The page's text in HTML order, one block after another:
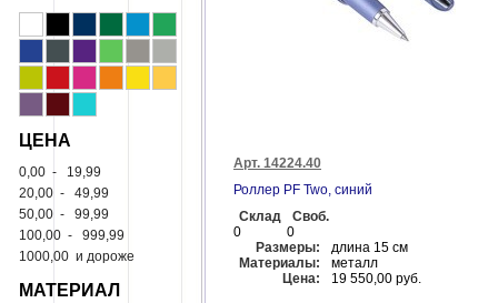
ЦЕНА
0,00 - 19,99
20,00 - 49,99
50,00 - 99,99
100,00 - 999,99
1000,00 и дороже
МАТЕРИАЛ
Арт. 14224.40
Роллер PF Two, синий
Склад
Своб.
0
0
Размеры:
длина 15 см
Материалы:
металл
Цена:
19 550,00 руб.